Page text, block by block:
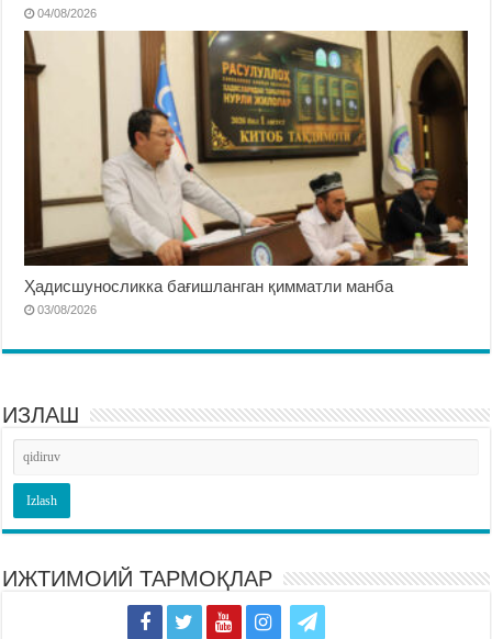
04/08/2026
Ҳадисшуносликка бағишланган қимматли манба
03/08/2026
ИЗЛАШ
ИЖТИМОИЙ ТАРМОҚЛАР